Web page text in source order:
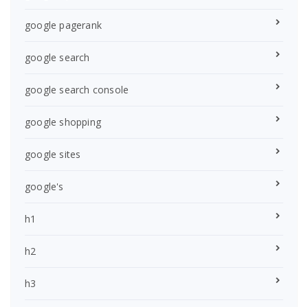
google pagerank
google search
google search console
google shopping
google sites
google's
h1
h2
h3